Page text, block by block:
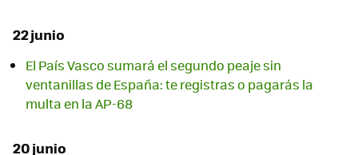
22 junio
El País Vasco sumará el segundo peaje sin
ventanillas de España: te registras o pagarás la
multa en la AP-68
20 junio